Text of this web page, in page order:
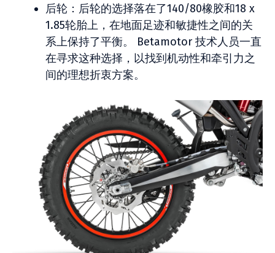
后轮：后轮的选择落在了140/80橡胶和18 x
1.85轮胎上，在地面足迹和敏捷性之间的关
系上保持了平衡。 Betamotor 技术人员一直
在寻求这种选择，以找到机动性和牵引力之
间的理想折衷方案。